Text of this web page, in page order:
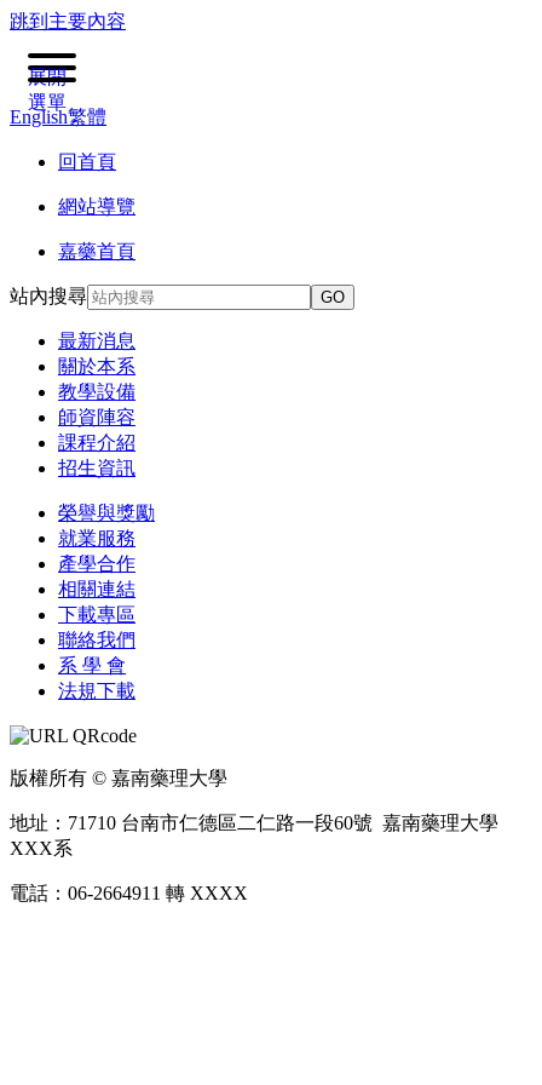
跳到主要內容
展開
選單
English繁體
回首頁
網站導覽
嘉藥首頁
站內搜尋 GO
最新消息
關於本系
教學設備
師資陣容
課程介紹
招生資訊
榮譽與獎勵
就業服務
產學合作
相關連結
下載專區
聯絡我們
系 學 會
法規下載
版權所有 © 嘉南藥理大學
地址：71710 台南市仁德區二仁路一段60號 嘉南藥理大學
XXX系
電話：06-2664911 轉 XXXX